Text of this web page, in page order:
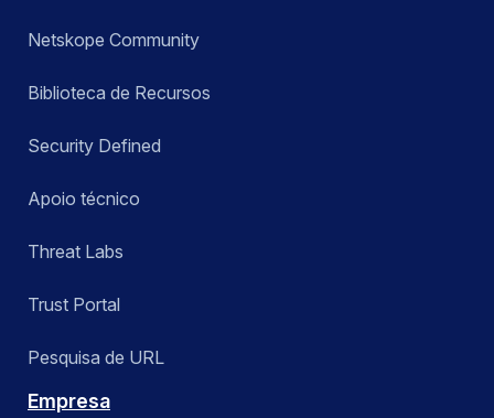
Netskope Community
Biblioteca de Recursos
Security Defined
Apoio técnico
Threat Labs
Trust Portal
Pesquisa de URL
Empresa